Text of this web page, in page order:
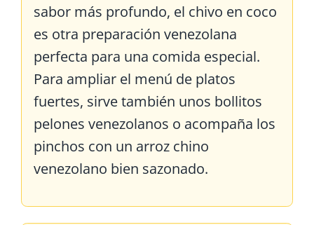
sabor más profundo, el chivo en coco
es otra preparación venezolana
perfecta para una comida especial.
Para ampliar el menú de platos
fuertes, sirve también unos bollitos
pelones venezolanos o acompaña los
pinchos con un arroz chino
venezolano bien sazonado.